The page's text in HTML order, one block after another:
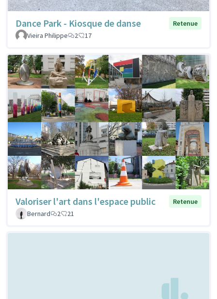
Dance Park - Kiosque de danse
Retenue
Vieira Philippe
2 17
Valoriser l'art dans l'espace public
Retenue
Bernard
2 21